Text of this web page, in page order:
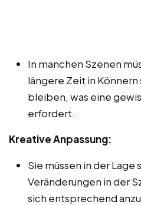
In manchen Szenen
längere Zeit in
bleiben, was eine
erfordert.
Kreative Anpassung:
Sie müssen in der Lage
Veränderungen in der
sich entsprechend